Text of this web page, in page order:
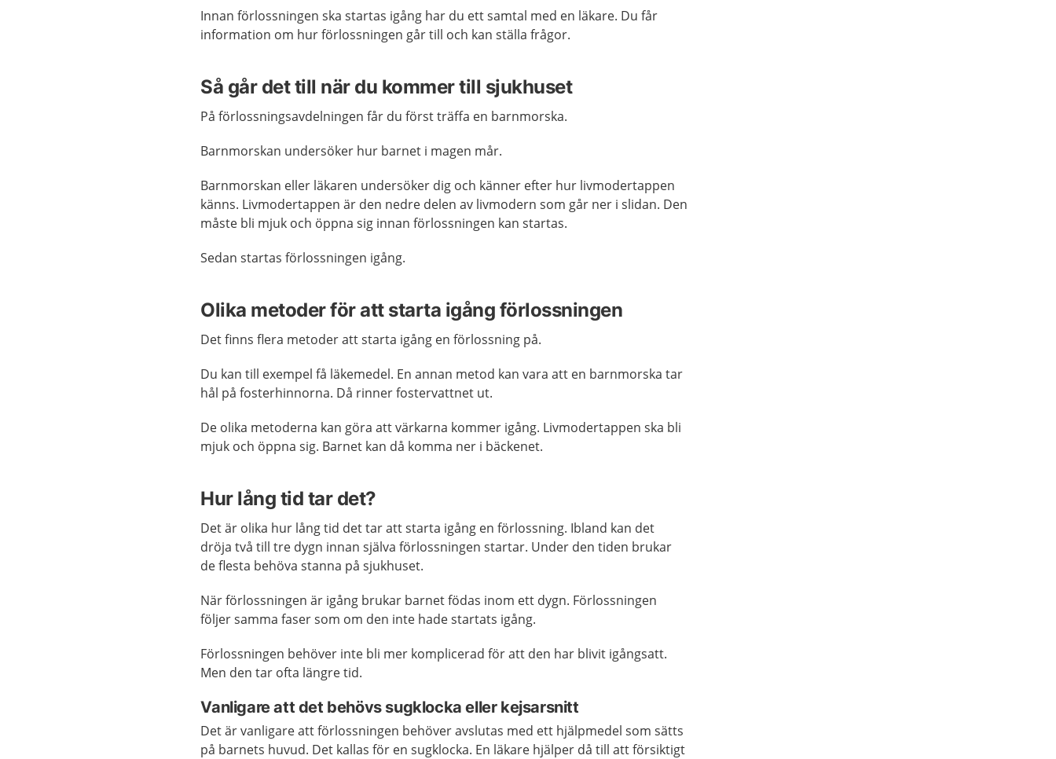
Innan förlossningen ska startas igång har du ett samtal med en läkare. Du får
information om hur förlossningen går till och kan ställa frågor.
Så går det till när du kommer till sjukhuset
På förlossningsavdelningen får du först träffa en barnmorska.
Barnmorskan undersöker hur barnet i magen mår.
Barnmorskan eller läkaren undersöker dig och känner efter hur livmodertappen
känns. Livmodertappen är den nedre delen av livmodern som går ner i slidan. Den
måste bli mjuk och öppna sig innan förlossningen kan startas.
Sedan startas förlossningen igång.
Olika metoder för att starta igång förlossningen
Det finns flera metoder att starta igång en förlossning på.
Du kan till exempel få läkemedel. En annan metod kan vara att en barnmorska tar
hål på fosterhinnorna. Då rinner fostervattnet ut.
De olika metoderna kan göra att värkarna kommer igång. Livmodertappen ska bli
mjuk och öppna sig. Barnet kan då komma ner i bäckenet.
Hur lång tid tar det?
Det är olika hur lång tid det tar att starta igång en förlossning. Ibland kan det
dröja två till tre dygn innan själva förlossningen startar. Under den tiden brukar
de flesta behöva stanna på sjukhuset.
När förlossningen är igång brukar barnet födas inom ett dygn. Förlossningen
följer samma faser som om den inte hade startats igång.
Förlossningen behöver inte bli mer komplicerad för att den har blivit igångsatt.
Men den tar ofta längre tid.
Vanligare att det behövs sugklocka eller kejsarsnitt
Det är vanligare att förlossningen behöver avslutas med ett hjälpmedel som sätts
på barnets huvud. Det kallas för en sugklocka. En läkare hjälper då till att försiktigt